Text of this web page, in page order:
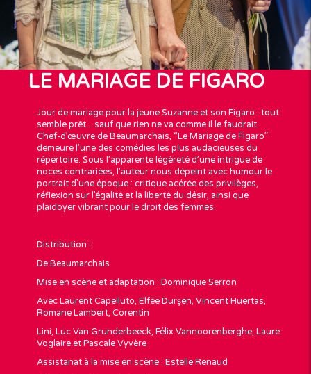
LE MARIAGE DE FIGARO
Jour de mariage pour la jeune Suzanne et son Figaro : tout
sembleprêt... sauf que rien ne va commeil le faudrait.
Chef-d’œuvre de Beaumarchais, “Le Mariage de Figaro”
demeure l’une des comédies les plus audacieuses du
répertoire. Sous l’apparente légèreté d’une intrigue de
noces contrariées, l’auteur nous dépeint avec humour le
portrait d’une époque : critique acérée des privilèges,
réflexion sur l’égalité et la liberté du désir, ainsi que
plaidoyer vibrant pour le droit des femmes.
Distribution :
De Beaumarchais
Mise en scène et adaptation : Dominique Serron
Avec Laurent Capelluto, Elfée Durşen, Vincent Huertas,
Romane Lambert, Corentin
Lini, Luc Van Grunderbeeck, Félix Vannoorenberghe, Laure
Voglaire et Pascale Vyvère
Assistanat à la mise en scène : Estelle Renaud